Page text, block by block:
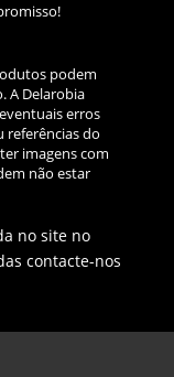
podem
A Delarobia
erros
referências do
imagens com
não estar
no site no
contacte-nos